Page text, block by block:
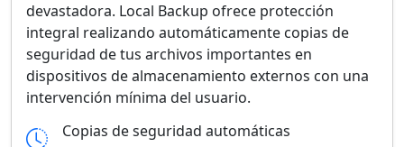
devastadora. Local Backup ofrece protección
integral realizando automáticamente copias de
seguridad de tus archivos importantes en
dispositivos de almacenamiento externos con una
intervención mínima del usuario.
Copias de seguridad automáticas